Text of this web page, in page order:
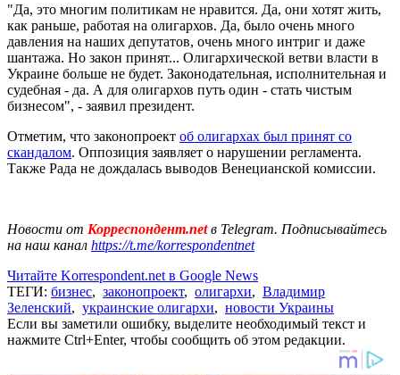
"Да, это многим политикам не нравится. Да, они хотят жить,
как раньше, работая на олигархов. Да, было очень много
давления на наших депутатов, очень много интриг и даже
шантажа. Но закон принят... Олигархической ветви власти в
Украине больше не будет. Законодательная, исполнительная и
судебная - да. А для олигархов путь один - стать чистым
бизнесом", - заявил президент.
Отметим, что законопроект об олигархах был принят со
скандалом. Оппозиция заявляет о нарушении регламента.
Также Рада не дождалась выводов Венецианской комиссии.
Новости от Корреспондент.netв Telegram. Подписывайтесь
на наш канал https://t.me/korrespondentnet
Читайте Korrespondent.net в Google News
ТЕГИ: бизнес, законопроект, олигархи, Владимир
Зеленский, украинские олигархи, новости Украины
Если вы заметили ошибку, выделите необходимый текст и
нажмите Ctrl+Enter, чтобы сообщить об этом редакции.